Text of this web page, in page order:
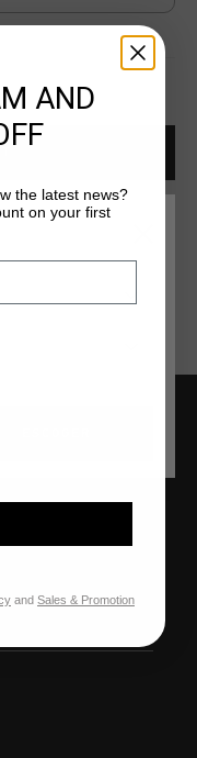
a 99,95 €
AND
the latest news?
on your first
and Sales & Promotion